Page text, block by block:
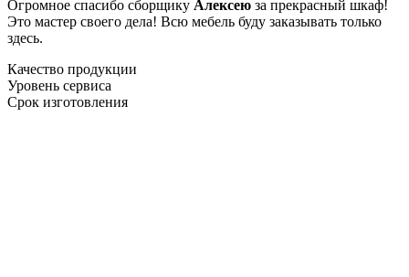
Огромное спасибо сборщику Алексею за прекрасный шкаф!
Это мастер своего дела! Всю мебель буду заказывать только
здесь.
Качество продукции
Уровень сервиса
Срок изготовления